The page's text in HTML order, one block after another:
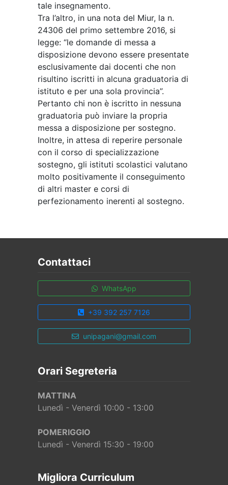
tale insegnamento.
Tra l’altro, in una nota del Miur, la n.
24306 del primo settembre 2016, si
legge: “le domande di messa a
disposizione devono essere presentate
esclusivamente dai docenti che non
risultino iscritti in alcuna graduatoria di
istituto e per una sola provincia”.
Pertanto chi non è iscritto in nessuna
graduatoria può inviare la propria
messa a disposizione per sostegno.
Inoltre, in attesa di reperire personale
con il corso di specializzazione
sostegno, gli istituti scolastici valutano
molto positivamente il conseguimento
di altri master e corsi di
perfezionamento inerenti al sostegno.
Contattaci
WhatsApp
+39 392 257 7126
unipagani@gmail.com
Orari Segreteria
MATTINA
Lunedì - Venerdì 10:00 - 13:00
POMERIGGIO
Lunedì - Venerdì 15:30 - 19:00
Migliora Curriculum